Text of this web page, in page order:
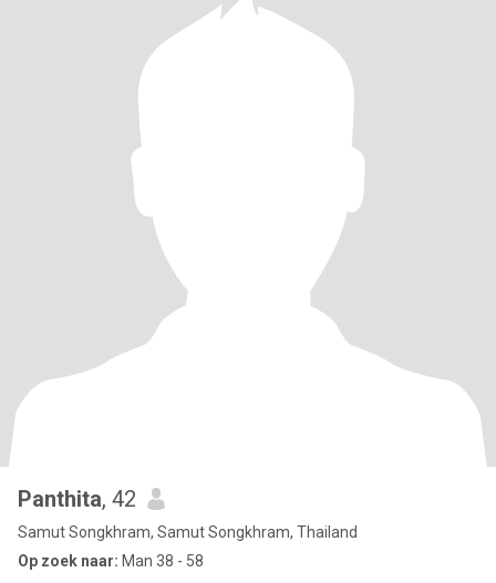
Panthita, 42
Samut Songkhram, Samut Songkhram, Thailand
Op zoek naar: Man 38 - 58